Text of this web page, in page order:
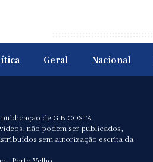
Geral Nacional
de G B COSTA
não podem ser publicados,
sem autorização escrita da
- Porto Velho.